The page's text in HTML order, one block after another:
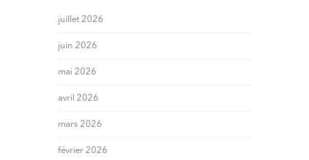
juillet 2026
juin 2026
mai 2026
avril 2026
mars 2026
février 2026